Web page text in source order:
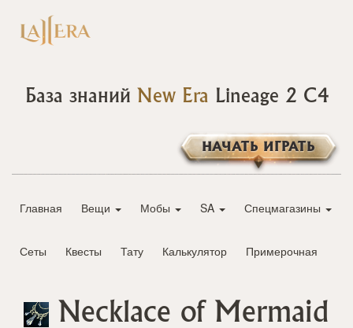
База знаний New Era Lineage 2 C4
НАЧАТЬ ИГРАТЬ
Главная Вещи Мобы SA Спецмагазины
Сеты Квесты Тату Калькулятор Примерочная
Necklace of Mermaid